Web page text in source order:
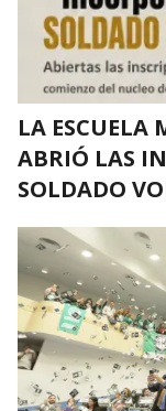
LA
ABRIÓ LAS
SOLDADO